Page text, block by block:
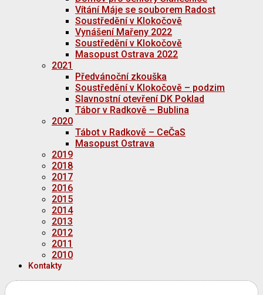
Vítání Máje se souborem Radost
Soustředění v Klokočově
Vynášení Mařeny 2022
Soustředění v Klokočově
Masopust Ostrava 2022
2021
Předvánoční zkouška
Soustředění v Klokočově – podzim
Slavnostní otevření DK Poklad
Tábor v Radkově – Bublina
2020
Tábot v Radkově – CeČaS
Masopust Ostrava
2019
2018
2017
2016
2015
2014
2013
2012
2011
2010
Kontakty